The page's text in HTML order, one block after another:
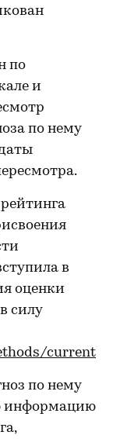
по
и
по нему
в
оценки
силу
current
по нему
информацию